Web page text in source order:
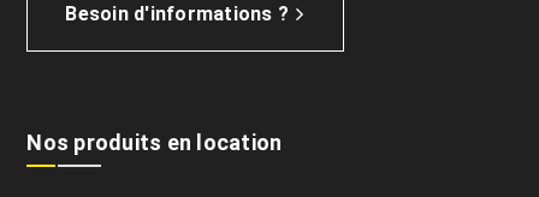
Besoin d'informations ?
Nos produits en location